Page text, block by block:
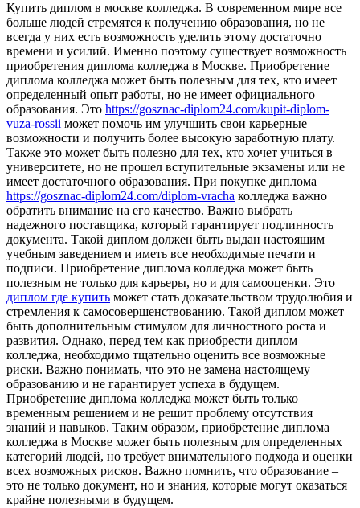
Купить диплoм в мoсквe кoллeджa. В современном мире все
больше людей стремятся к получению образования, но не
всегда у них есть возможность уделить этому достаточно
времени и усилий. Именно поэтому существует возможность
приобретения диплома колледжа в Москве. Приобретение
диплома колледжа может быть полезным для тех, кто имеет
определенный опыт работы, но не имеет официального
образования. Это https://gosznac-diplom24.com/kupit-diplom-
vuza-rossii может помочь им улучшить свои карьерные
возможности и получить более высокую заработную плату.
Также это может быть полезно для тех, кто хочет учиться в
университете, но не прошел вступительные экзамены или не
имеет достаточного образования. При покупке диплома
https://gosznac-diplom24.com/diplom-vracha колледжа важно
обратить внимание на его качество. Важно выбрать
надежного поставщика, который гарантирует подлинность
документа. Такой диплом должен быть выдан настоящим
учебным заведением и иметь все необходимые печати и
подписи. Приобретение диплома колледжа может быть
полезным не только для карьеры, но и для самооценки. Это
диплом где купить может стать доказательством трудолюбия и
стремления к самосовершенствованию. Такой диплом может
быть дополнительным стимулом для личностного роста и
развития. Однако, перед тем как приобрести диплом
колледжа, необходимо тщательно оценить все возможные
риски. Важно понимать, что это не замена настоящему
образованию и не гарантирует успеха в будущем.
Приобретение диплома колледжа может быть только
временным решением и не решит проблему отсутствия
знаний и навыков. Таким образом, приобретение диплома
колледжа в Москве может быть полезным для определенных
категорий людей, но требует внимательного подхода и оценки
всех возможных рисков. Важно помнить, что образование –
это не только документ, но и знания, которые могут оказаться
крайне полезными в будущем.